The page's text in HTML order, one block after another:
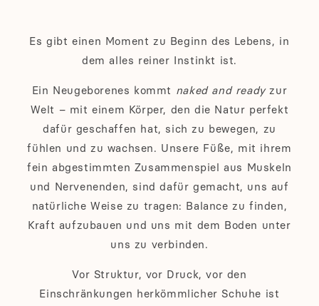
Es gibt einen Moment zu Beginn des Lebens, in
dem alles reiner Instinkt ist.
Ein Neugeborenes kommt naked and readyzur
Welt – mit einem Körper, den die Natur perfekt
dafür geschaffen hat, sich zu bewegen, zu
fühlen und zu wachsen. Unsere Füße, mit ihrem
fein abgestimmten Zusammenspiel aus Muskeln
und Nervenenden, sind dafür gemacht, uns auf
natürliche Weise zu tragen: Balance zu finden,
Kraft aufzubauen und uns mit dem Boden unter
uns zu verbinden.
Vor Struktur, vor Druck, vor den
Einschränkungen herkömmlicher Schuhe ist